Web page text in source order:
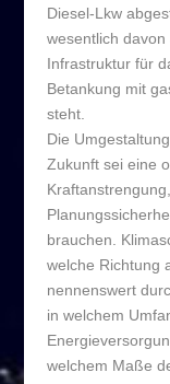
Diesel-Lkw
wesentlich
Infrastruktur für
Betankung mit
steht.
Die
Zukunft sei eine
brauchen.
welche Richtung
nennenswert
in welchem
welchem Maße